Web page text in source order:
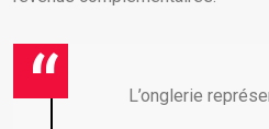
L’onglerie